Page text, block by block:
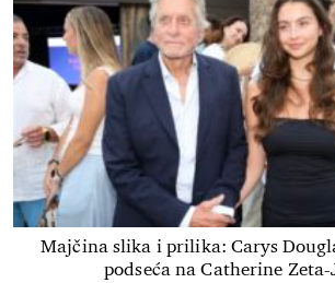
Majčina slika i prilika: Carys
podseća na Catherine Zeta-